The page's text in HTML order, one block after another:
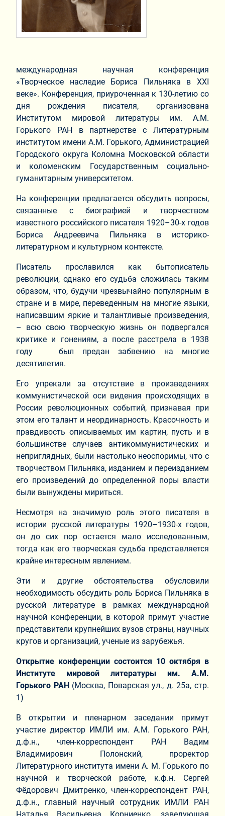
международная научная конференция
«Творческое наследие Бориса Пильняка в XXI
веке». Конференция, приуроченная к 130-летию со
дня рождения писателя, организована
Институтом мировой литературы им. А.М.
Горького РАН в партнерстве с Литературным
институтом имени А.М. Горького, Администрацией
Городского округа Коломна Московской области
и коломенским Государственным социально-
гуманитарным университетом.
На конференции предлагается обсудить вопросы,
связанные с биографией и творчеством
известного российского писателя 1920–30-х годов
Бориса Андреевича Пильняка в историко-
литературном и культурном контексте.
Писатель прославился как бытописатель
революции, однако его судьба сложилась таким
образом, что, будучи чрезвычайно популярным в
стране и в мире, переведенным на многие языки,
написавшим яркие и талантливые произведения,
– всю свою творческую жизнь он подвергался
критике и гонениям, а после расстрела в 1938
году был предан забвению на многие
десятилетия.
Его упрекали за отсутствие в произведениях
коммунистической оси видения происходящих в
России революционных событий, признавая при
этом его талант и неординарность. Красочность и
правдивость описываемых им картин, пусть и в
большинстве случаев антикоммунистических и
неприглядных, были настолько неоспоримы, что с
творчеством Пильняка, изданием и переизданием
его произведений до определенной поры власти
были вынуждены мириться.
Несмотря на значимую роль этого писателя в
истории русской литературы 1920–1930-х годов,
он до сих пор остается мало исследованным,
тогда как его творческая судьба представляется
крайне интересным явлением.
Эти и другие обстоятельства обусловили
необходимость обсудить роль Бориса Пильняка в
русской литературе в рамках международной
научной конференции, в которой примут участие
представители крупнейших вузов страны, научных
кругов и организаций, ученые из зарубежья.
Открытие конференции состоится 10 октября в
Институте мировой литературы им. А.М.
Горького РАН (Москва, Поварская ул., д. 25а, стр.
1)
В открытии и пленарном заседании примут
участие директор ИМЛИ им. А.М. Горького РАН,
д.ф.н., член-корреспондент РАН Вадим
Владимирович Полонский, проректор
Литературного института имени А. М. Горького по
научной и творческой работе, к.ф.н. Сергей
Фёдорович Дмитренко, член-корреспондент РАН,
д.ф.н., главный научный сотрудник ИМЛИ РАН